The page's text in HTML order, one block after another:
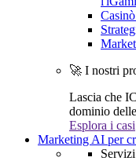
🚀 I nostri
Lascia che
dominio
Esplora i casi
Marketing AI per
Servizi